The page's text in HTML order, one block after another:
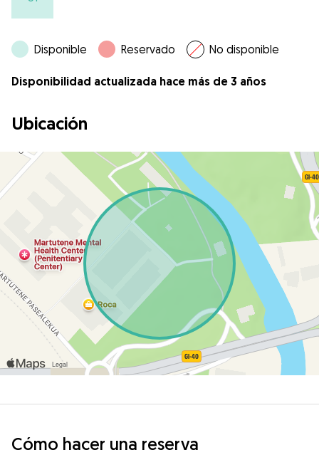
Disponible Reservado No disponible
Disponibilidad actualizada hace más de 3 años
Ubicación
Cómo hacer una reserva